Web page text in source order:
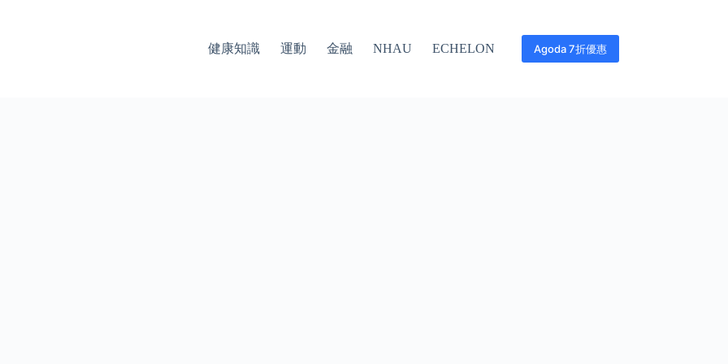
健康知識 運動 金融 NHAU ECHELON Agoda 7折優惠